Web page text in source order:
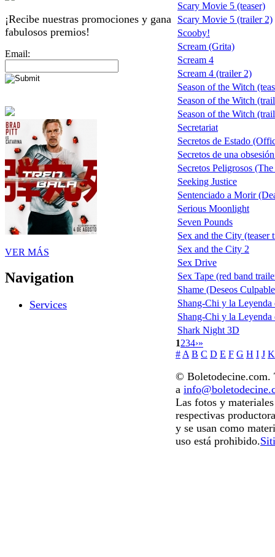
¡Recibe nuestras promociones y gana
fabulosos premios!
Email:
VER MÁS
Navigation
Services
Scary Movie 5 (teaser)
Scary Movie 5 (trailer 2)
Scooby!
Scream (Grita)
Scream 4
Scream 4 (trailer 2)
Season of the Witch
Season of the Witch
Season of the Witch
Secretariat
Secretos de Estado
Secretos de una
Secretos Peligrosos
Seeking Justice
Sentenciado a Morir
Serious Moonlight
Seven Pounds
Sex and the City (teaser
Sex and the City 2
Sex Drive
Sex Tape (red band
Shame (Deseos
Shang-Chi y la
Shang-Chi y la
Shark Night 3D
1234›»
# A B C D E F G H I J K
© Boletodecine.com.
a
Las fotos y
respectivas
y se usan como
uso está prohibido.